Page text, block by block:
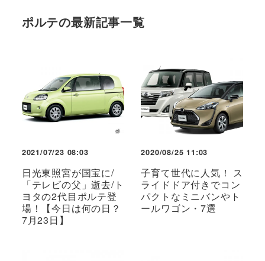
ポルテの最新記事一覧
2021/07/23 08:03
日光東照宮が国宝に/
「テレビの父」逝去/ト
ヨタの2代目ポルテ登
場！【今日は何の日？
7月23日】
2020/08/25 11:03
子育て世代に人気！ ス
ライドドア付きでコン
パクトなミニバンやト
ールワゴン・7選